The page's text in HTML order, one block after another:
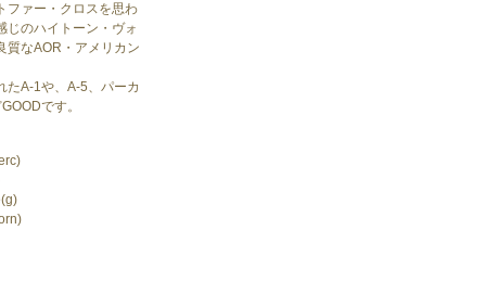
ファー・クロスを思わ
じのハイトーン・ヴォ
質なAOR・アメリカン
たA-1や、A-5、パーカ
です。